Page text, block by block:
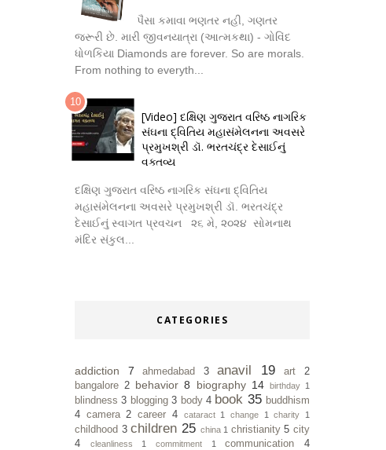
પૈસા કમાવા ભણતર નહી, ગણતર
જરૂરી છે. મારી જીવનયાત્રા (આત્મકથા) - ગોવિંદ
ધોળકિયા Diamonds are forever. So are morals.
From nothing to everyth...
[Video] દક્ષિણ ગુજરાત વરિષ્ઠ નાગરિક
સંઘના દ્વિતિય મહાસંમેલનના અવસરે
પ્રમુખશ્રી ડૉ. ભરતચંદ્ર દેસાઈનું
વક્તવ્ય
દક્ષિણ ગુજરાત વરિષ્ઠ નાગરિક સંઘના દ્વિતિય
મહાસંમેલનના અવસરે પ્રમુખશ્રી ડૉ. ભરતચંદ્ર
દેસાઈનું સ્વાગત પ્રવચન ૨૬ મે, ૨૦૨૪ સોમનાથ
મંદિર સંકુલ...
CATEGORIES
addiction 7 ahmedabad 3 anavil 19 art
2
bangalore 2 behavior 8 biography 14 birthday 1
blindness 3 blogging 3 body 4 book 35 buddhism
4 camera 2 career 4 cataract 1 change 1 charity 1
childhood 3 children 25 china 1 christianity 5 city
4
cleanliness 1 commitment 1 communication
4